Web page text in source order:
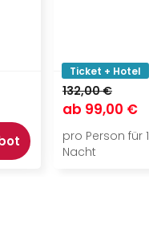
Ticket + Hotel
132,00 €
ab 99,00 €
pro Person für 1
Nacht